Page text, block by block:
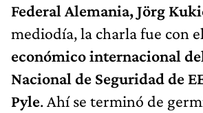
Federal Alemania, Jörg
mediodía, la charla fue con el
económico internacional
Nacional de Seguridad de
Pyle. Ahí se terminó de